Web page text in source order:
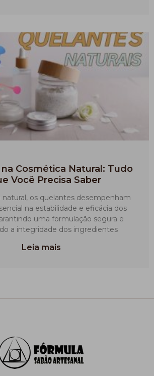
Cosmética Natural: Tudo
Você Precisa Saber
natural, os quelantes desempenham
na estabilidade e eficácia dos
uma formulação segura e
a integridade dos ingredientes
Leia mais